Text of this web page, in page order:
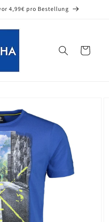
4,99€ pro Bestellung
Warenkorb